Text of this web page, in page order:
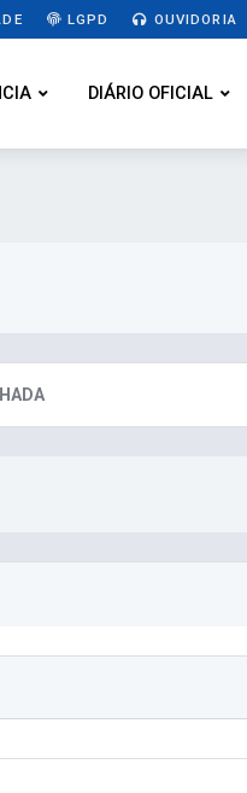
LGPD OUVIDORIA
DIÁRIO OFICIAL